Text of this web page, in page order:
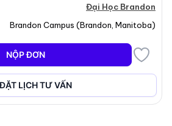
thường nộp đơn vào chương trình
của bằng đại học, có thể là
chót nộp đơn là ngày 15 tháng
ứng viên sẽ được đánh giá dựa
có thể dạy, kinh nghiệm làm
thiệu, thư xin việc và sơ yếu lý
Đại Học Brandon
Brandon Campus (Brandon Manitoba)
NỘP ĐƠN
LỊCH TƯ VẤN